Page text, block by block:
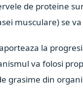
de proteine
musculare) se
la
va folosi
grasime din